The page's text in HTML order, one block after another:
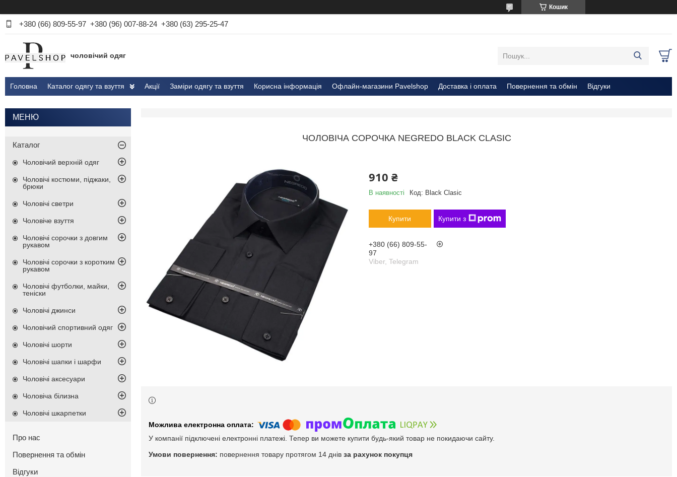
Кошик
+380 (66) 809-55-97 +380 (96) 007-88-24 +380 (63) 295-25-47
чоловічий одяг
Головна Каталог одягу та взуття Акції Заміри одягу та взуття Корисна інформація Офлайн-магазини Pavelshop Доставка і оплата Повернення та обмін Відгуки
ЧОЛОВІЧА СОРОЧКА NEGREDO BLACK CLASIC
910 ₴
В наявності Код: Black Clasic
Купити Купити з
+380 (66) 809-55-
97
Viber, Telegram
У компанії підключені електронні платежі. Тепер ви можете купити будь-який товар не покидаючи сайту.
повернення товару протягом 14 днів за рахунок покупця
Каталог
Чоловічий верхній одяг
Чоловічі костюми, піджаки,
брюки
Чоловічі светри
Чоловіче взуття
Чоловічі сорочки з довгим
рукавом
Чоловічі сорочки з коротким
рукавом
Чоловічі футболки, майки,
теніски
Чоловічі джинси
Чоловічий спортивний одяг
Чоловічі шорти
Чоловічі шапки і шарфи
Чоловічі аксесуари
Чоловіча білизна
Чоловічі шкарпетки
Про нас
Повернення та обмін
Відгуки